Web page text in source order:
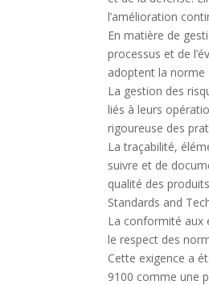
l’amélioration
En matière de
processus et de
adoptent la norme
La gestion des
liés à leurs
rigoureuse des
La traçabilité,
suivre et de
qualité des
Standards and
La conformité aux
le respect des
Cette exigence a
9100 comme une